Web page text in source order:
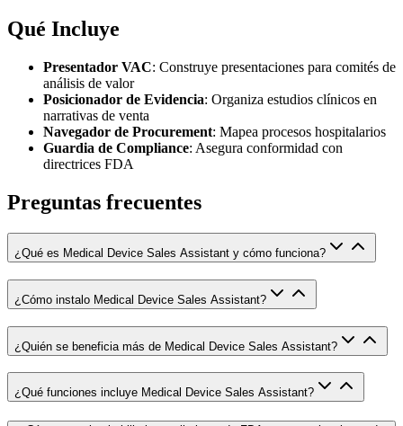
Qué Incluye
Presentador VAC: Construye presentaciones para comités de
análisis de valor
Posicionador de Evidencia: Organiza estudios clínicos en
narrativas de venta
Navegador de Procurement: Mapea procesos hospitalarios
Guardia de Compliance: Asegura conformidad con
directrices FDA
Preguntas frecuentes
¿Qué es Medical Device Sales Assistant y cómo funciona?
¿Cómo instalo Medical Device Sales Assistant?
¿Quién se beneficia más de Medical Device Sales Assistant?
¿Qué funciones incluye Medical Device Sales Assistant?